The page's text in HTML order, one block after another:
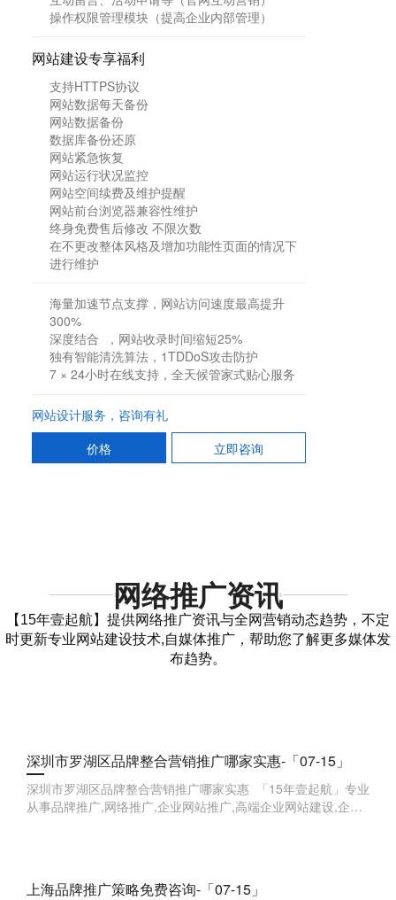
操作权限管理模块（提高企业内部管理）
网站建设专享福利
支持HTTPS协议
网站数据每天备份
网站数据备份
数据库备份还原
网站紧急恢复
网站运行状况监控
网站空间续费及维护提醒
网站前台浏览器兼容性维护
终身免费售后修改 不限次数
在不更改整体风格及增加功能性页面的情况下
进行维护
海量加速节点支撑，网站访问速度最高提升
300%
深度结合 ，网站收录时间缩短25%
独有智能清洗算法，1TDDoS攻击防护
7 × 24小时在线支持，全天候管家式贴心服务
网站设计服务，咨询有礼
价格
立即咨询
网络推广资讯
【15年壹起航】提供网络推广资讯与全网营销动态趋势，不定
时更新专业网站建设技术,自媒体推广，帮助您了解更多媒体发
布趋势。
深圳市罗湖区品牌整合营销推广哪家实惠-「07-15」
深圳市罗湖区品牌整合营销推广哪家实惠 「15年壹起航」专业
从事品牌推广,网络推广,企业网站推广,高端企业网站建设,企业
上海品牌推广策略免费咨询-「07-15」